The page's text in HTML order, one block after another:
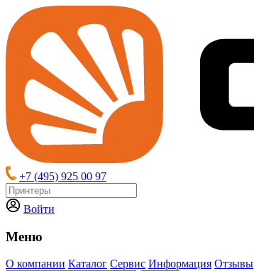
+7 (495) 925 00 97
Войти
Меню
О компании Каталог Сервис Информация Отзывы